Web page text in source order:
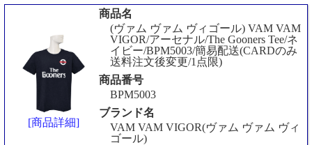
[商品詳細]
商品名
(ヴァム ヴァム ヴィゴール) VAM VAM
VIGOR/アーセナル/The Gooners Tee/ネ
イビー/BPM5003/簡易配送(CARDのみ
送料注文後変更/1点限)
商品番号
BPM5003
ブランド名
VAM VAM VIGOR(ヴァム ヴァム ヴィ
ゴール)